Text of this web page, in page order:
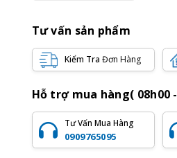
Tư vấn sản phẩm
Kiểm Tra Đơn Hàng
Hỗ trợ mua hàng( 08h00
Tư Vấn Mua Hàng
0909765095